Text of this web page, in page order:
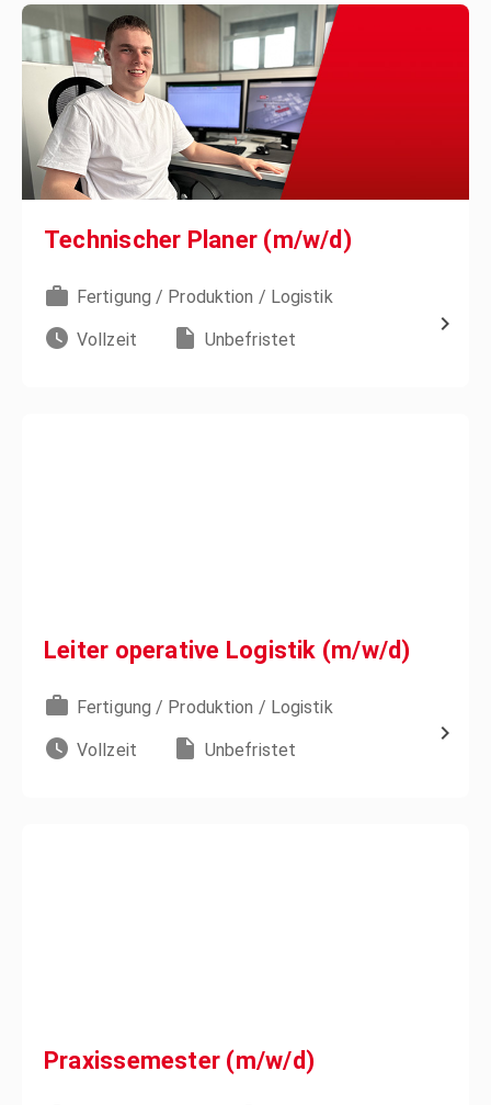
Technischer Planer (m/w/d)
Fertigung / Produktion / Logistik
Vollzeit Unbefristet
Leiter operative Logistik (m/w/d)
Fertigung / Produktion / Logistik
Vollzeit Unbefristet
Praxissemester (m/w/d)